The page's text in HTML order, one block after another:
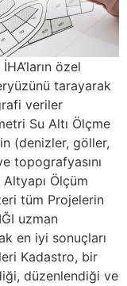
özel
tarayarak
veriler
Su Altı Ölçme
(denizler, göller,
topografyasını
Ölçüm
tüm Projelerin
uzman
en iyi sonuçları
Kadastro, bir
düzenlendiği ve